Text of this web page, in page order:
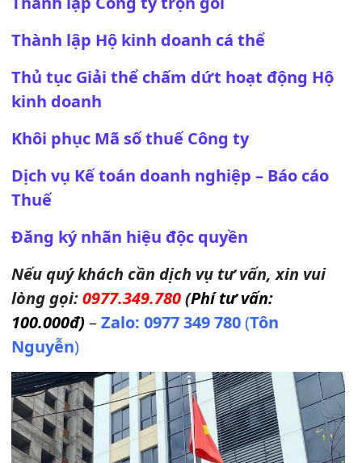
Thành lập Hộ kinh doanh cá thể
Thủ tục Giải thể chấm dứt hoạt động Hộ
kinh doanh
Khôi phục Mã số thuế Công ty
Dịch vụ Kế toán doanh nghiệp – Báo cáo
Thuế
Đăng ký nhãn hiệu độc quyền
Nếu quý khách cần dịch vụ tư vấn, xin vui
lòng gọi:0977.349.780(Phí tư vấn:
100.000đ) –Zalo: 0977 349 780(Tôn
Nguyễn)